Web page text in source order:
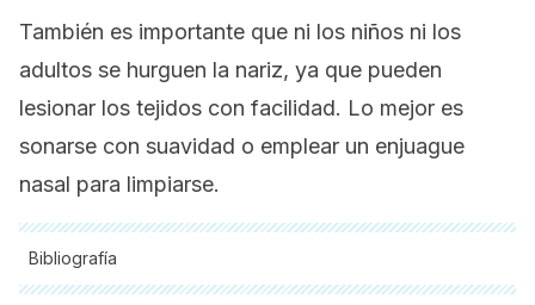
También es importante que ni los niños ni los
adultos se hurguen la nariz, ya que pueden
lesionar los tejidos con facilidad. Lo mejor es
sonarse con suavidad o emplear un enjuague
nasal para limpiarse.
Bibliografía
Todas las fuentes citadas fueron revisadas a profundidad por